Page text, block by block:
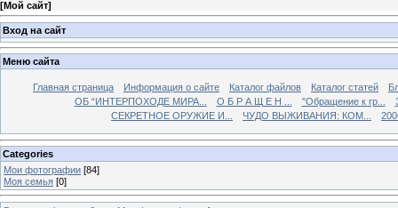
[Мой сайт]
Вход на сайт
Меню сайта
Главная страница Информация о сайте Каталог файлов Каталог статей
ОБ “ИНТЕРПОХОДЕ МИРА...
О Б Р А Щ Е Н ... "Обращение к гр...
СЕКРЕТНОЕ ОРУЖИЕ И...
ЧУДО ВЫЖИВАНИЯ: КОМ...
Categories
Мои фотографии [84]
Моя семья [0]